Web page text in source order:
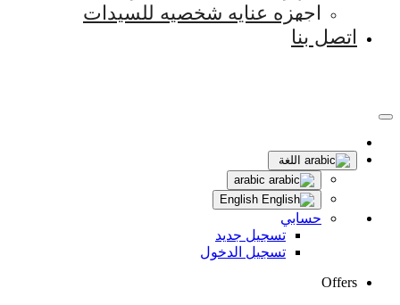
اجهزه عنايه شخصيه للسيدات
اتصل بنا
اللغة
حسابي
تسجيل جديد
تسجيل الدخول
Offers